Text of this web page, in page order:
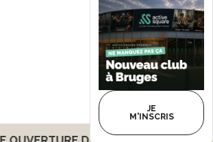
JE
M'INSCRIS